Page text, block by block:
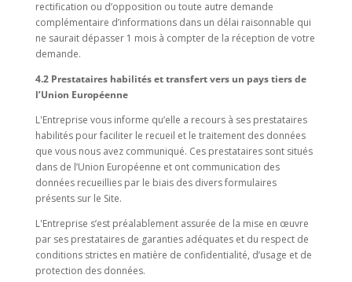
rectification ou d’opposition ou toute autre demande
complémentaire d’informations dans un délai raisonnable qui
ne saurait dépasser 1 mois à compter de la réception de votre
demande.
4.2 Prestataires habilités et transfert vers un pays tiers de
l’Union Européenne
L'Entreprise vous informe qu’elle a recours à ses prestataires
habilités pour faciliter le recueil et le traitement des données
que vous nous avez communiqué. Ces prestataires sont situés
dans de l’Union Européenne et ont communication des
données recueillies par le biais des divers formulaires
présents sur le Site.
L'Entreprise s’est préalablement assurée de la mise en œuvre
par ses prestataires de garanties adéquates et du respect de
conditions strictes en matière de confidentialité, d’usage et de
protection des données.